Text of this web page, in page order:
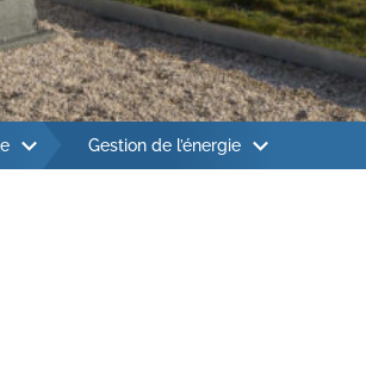
Confort & Santé
Gestion du chantier
Gestion de l’énergie